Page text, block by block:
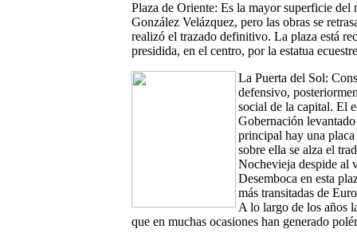
Plaza de Oriente: Es la mayor superficie del
González Velázquez, pero las obras se
realizó el trazado definitivo. La plaza está
presidida, en el centro, por la estatua
La Puerta del Sol:
defensivo,
social de la capital. El
Gobernación
principal hay una
sobre ella se alza el
Nochevieja despide al
Desemboca en esta
más transitadas de
A lo largo de los años
que en muchas ocasiones han generado